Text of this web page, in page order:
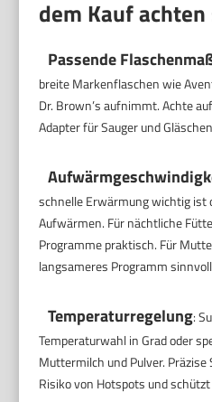
dem Kauf
Passende
breite Markenflaschen wie
Dr. Brown’s aufnimmt. Achte
Adapter für Sauger und
schnelle Erwärmung wichtig ist
Aufwärmen. Für nächtliche
Programme praktisch. Für
langsameres Programm
Temperaturregelung:
Temperaturwahl in Grad oder
Muttermilch und Pulver. Präzise
Risiko von Hotspots und